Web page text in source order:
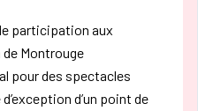
participation aux
Montrouge
pour des spectacles
d’un point de